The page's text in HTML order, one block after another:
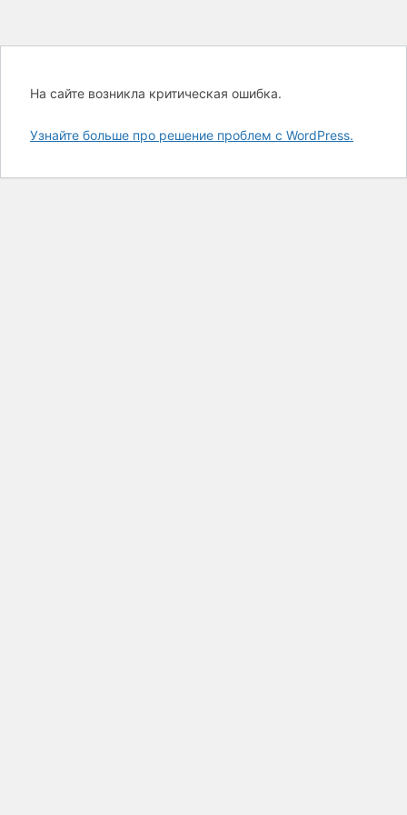
На сайте возникла критическая ошибка.
Узнайте больше про решение проблем с WordPress.